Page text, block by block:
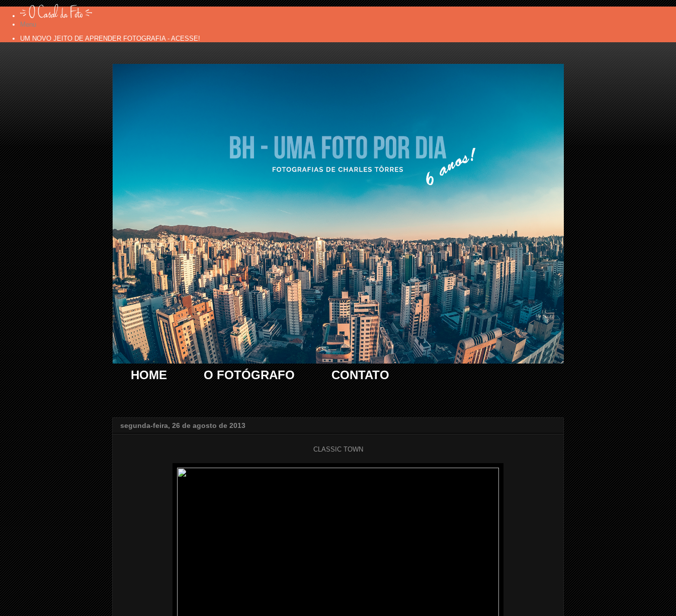
Menu
UM NOVO JEITO DE APRENDER FOTOGRAFIA - ACESSE!
HOME O FOTÓGRAFO CONTATO
segunda-feira, 26 de agosto de 2013
CLASSIC TOWN